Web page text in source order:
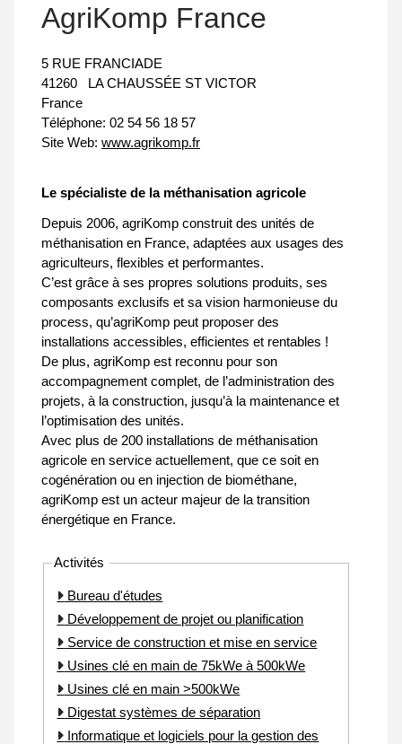
AgriKomp France
5 RUE FRANCIADE
41260
LA CHAUSSÉE ST VICTOR
France
Téléphone: 02 54 56 18 57
Site Web: www.agrikomp.fr
Le spécialiste de la méthanisation agricole
Depuis 2006, agriKomp construit des unités de
méthanisation en France, adaptées aux usages des
agriculteurs, flexibles et performantes.
C’est grâce à ses propres solutions produits, ses
composants exclusifs et sa vision harmonieuse du
process, qu’agriKomp peut proposer des
installations accessibles, efficientes et rentables !
De plus, agriKomp est reconnu pour son
accompagnement complet, de l’administration des
projets, à la construction, jusqu’à la maintenance et
l’optimisation des unités.
Avec plus de 200 installations de méthanisation
agricole en service actuellement, que ce soit en
cogénération ou en injection de biométhane,
agriKomp est un acteur majeur de la transition
énergétique en France.
Activités
Bureau d'études
Développement de projet ou planification
Service de construction et mise en service
Usines clé en main de 75kWe à 500kWe
Usines clé en main >500kWe
Digestat systèmes de séparation
Informatique et logiciels pour la gestion des